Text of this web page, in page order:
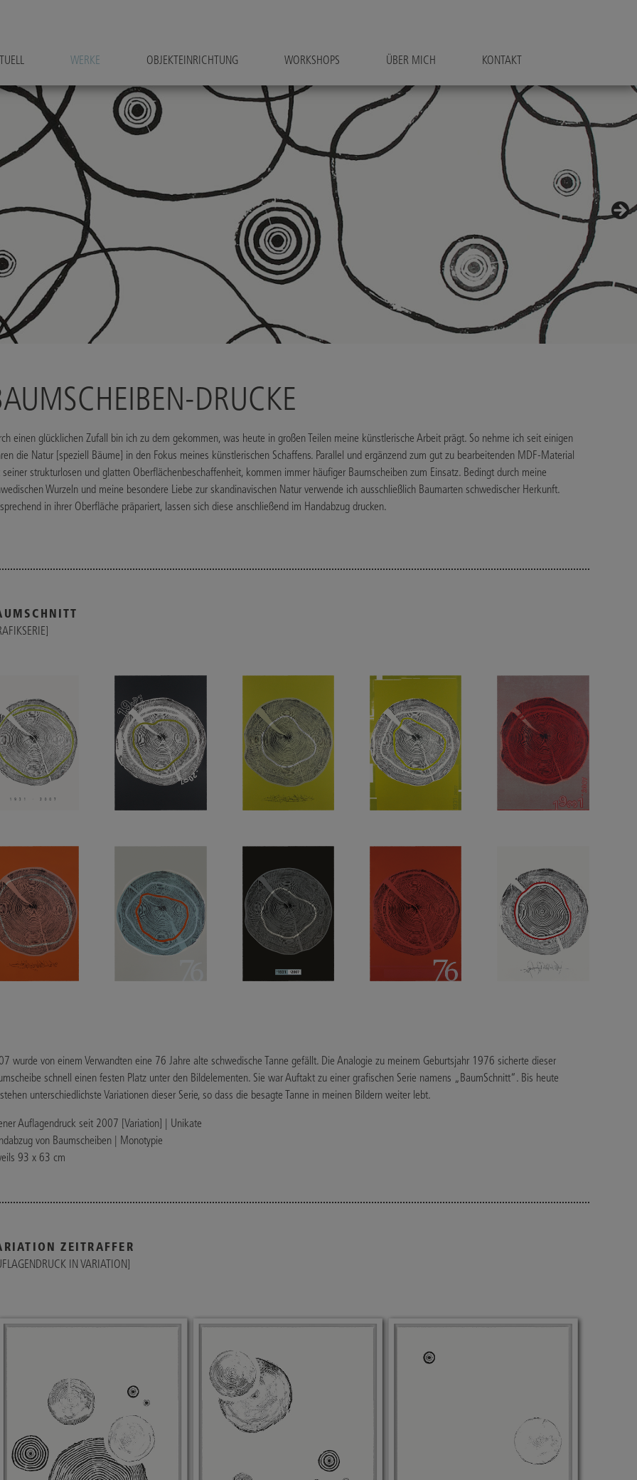
WERKE OBJEKTEINRICHTUNG WORKSHOPS ÜBER MICH KONTAKT
DRUCKE
einen glücklichen Zufall bin ich zu dem gekommen, was heute in großen Teilen meine künstlerische Arbeit prägt. So nehme ich seit einigen
die Natur [speziell Bäume] in den Fokus meines künstlerischen Schaffens. Parallel und ergänzend zum gut zu bearbeitenden MDF-Material
strukturlosen und glatten Oberflächenbeschaffenheit, kommen immer häufiger Baumscheiben zum Einsatz. Bedingt durch meine
Wurzeln und meine besondere Liebe zur skandinavischen Natur verwende ich ausschließlich Baumarten schwedischer Herkunft.
in ihrer Oberfläche präpariert, lassen sich diese anschließend im Handabzug drucken.
wurde von einem Verwandten eine 76 Jahre alte schwedische Tanne gefällt. Die Analogie zu meinem Geburtsjahr 1976 sicherte dieser
schnell einen festen Platz unter den Bildelementen. Sie war Auftakt zu einer grafischen Serie namens „BaumSchnitt“. Bis heute
unterschiedlichste Variationen dieser Serie, so dass die besagte Tanne in meinen Bildern weiter lebt.
Auflagendruck seit 2007 [Variation] | Unikate
von Baumscheiben | Monotypie
93 x 63 cm
ZEITRAFFER
IN VARIATION]